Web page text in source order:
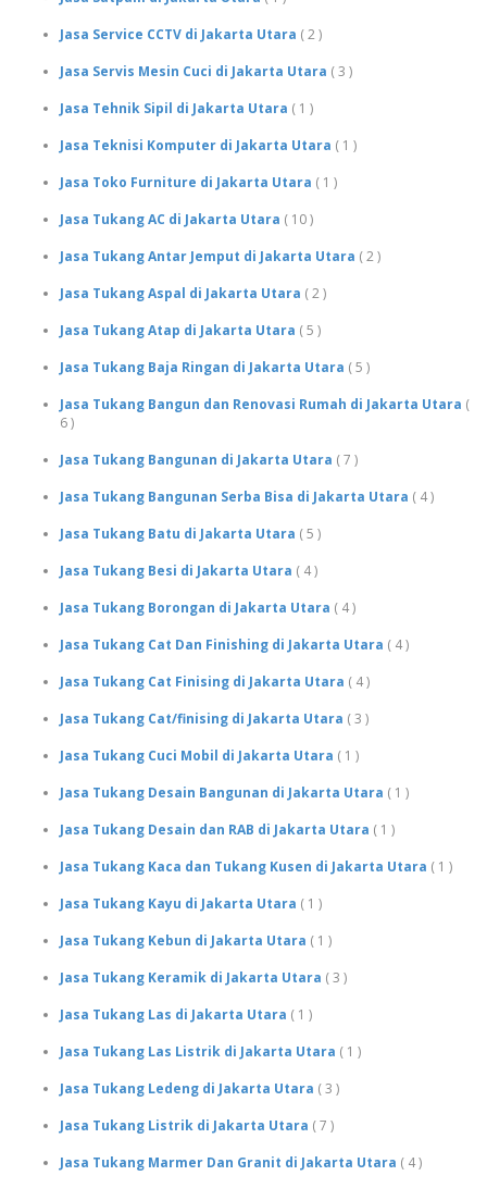
Jasa Service CCTV di Jakarta Utara ( 2 )
Jasa Servis Mesin Cuci di Jakarta Utara ( 3 )
Jasa Tehnik Sipil di Jakarta Utara ( 1 )
Jasa Teknisi Komputer di Jakarta Utara ( 1 )
Jasa Toko Furniture di Jakarta Utara ( 1 )
Jasa Tukang AC di Jakarta Utara ( 10 )
Jasa Tukang Antar Jemput di Jakarta Utara ( 2 )
Jasa Tukang Aspal di Jakarta Utara ( 2 )
Jasa Tukang Atap di Jakarta Utara ( 5 )
Jasa Tukang Baja Ringan di Jakarta Utara ( 5 )
Jasa Tukang Bangun dan Renovasi Rumah di Jakarta Utara (
6 )
Jasa Tukang Bangunan di Jakarta Utara ( 7 )
Jasa Tukang Bangunan Serba Bisa di Jakarta Utara ( 4 )
Jasa Tukang Batu di Jakarta Utara ( 5 )
Jasa Tukang Besi di Jakarta Utara ( 4 )
Jasa Tukang Borongan di Jakarta Utara ( 4 )
Jasa Tukang Cat Dan Finishing di Jakarta Utara ( 4 )
Jasa Tukang Cat Finising di Jakarta Utara ( 4 )
Jasa Tukang Cat/finising di Jakarta Utara ( 3 )
Jasa Tukang Cuci Mobil di Jakarta Utara ( 1 )
Jasa Tukang Desain Bangunan di Jakarta Utara ( 1 )
Jasa Tukang Desain dan RAB di Jakarta Utara ( 1 )
Jasa Tukang Kaca dan Tukang Kusen di Jakarta Utara ( 1 )
Jasa Tukang Kayu di Jakarta Utara ( 1 )
Jasa Tukang Kebun di Jakarta Utara ( 1 )
Jasa Tukang Keramik di Jakarta Utara ( 3 )
Jasa Tukang Las di Jakarta Utara ( 1 )
Jasa Tukang Las Listrik di Jakarta Utara ( 1 )
Jasa Tukang Ledeng di Jakarta Utara ( 3 )
Jasa Tukang Listrik di Jakarta Utara ( 7 )
Jasa Tukang Marmer Dan Granit di Jakarta Utara ( 4 )